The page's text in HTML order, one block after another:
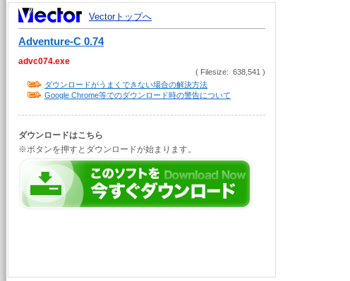
Vectorトップへ
Adventure-C 0.74
advc074.exe
( Filesize: 638,541 )
ダウンロードがうまくできない場合の解決方法
Google Chrome等でのダウンロード時の警告について
ダウンロードはこちら
※ボタンを押すとダウンロードが始まります。